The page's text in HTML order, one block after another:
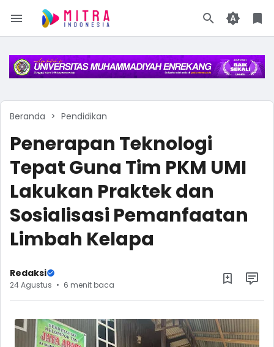
Beranda Pendidikan
Penerapan Teknologi
Tepat Guna Tim PKM UMI
Lakukan Praktek dan
Sosialisasi Pemanfaatan
Limbah Kelapa
Redaksi
24 Agustus 6 menit baca